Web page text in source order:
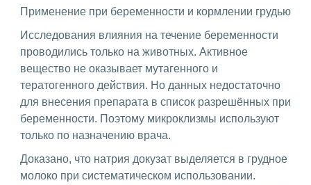
Применение при беременности и кормлении грудью
Исследования влияния на течение беременности
проводились только на животных. Активное
вещество не оказывает мутагенного и
тератогенного действия. Но данных недостаточно
для внесения препарата в список разрешённых при
беременности. Поэтому микроклизмы используют
только по назначению врача.
Доказано, что натрия докузат выделяется в грудное
молоко при систематическом использовании.